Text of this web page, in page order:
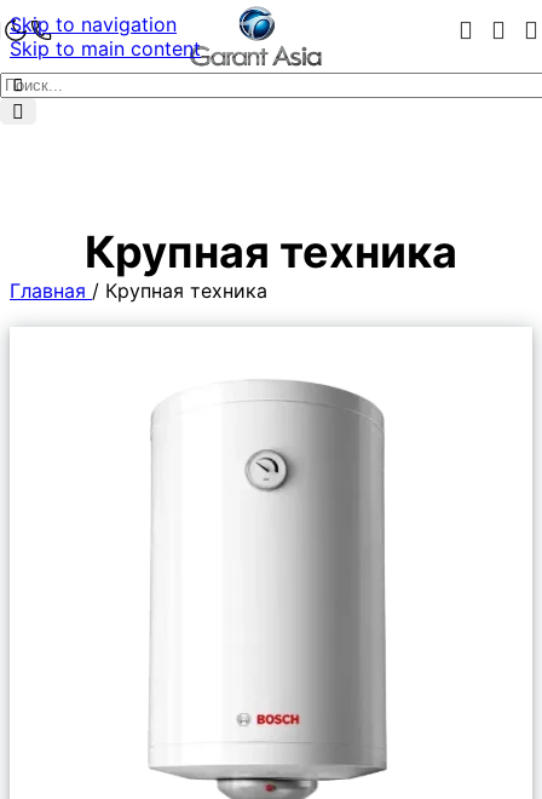
Skip to navigation
Skip to main content
Крупная техника
Главная / Крупная техника